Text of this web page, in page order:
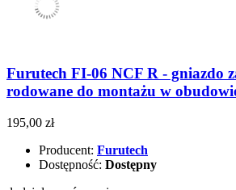
Furutech FI-06 NCF R - gniazdo
rodowane do montażu w
195,00 zł
Producent: Furutech
Dostępność: Dostępny